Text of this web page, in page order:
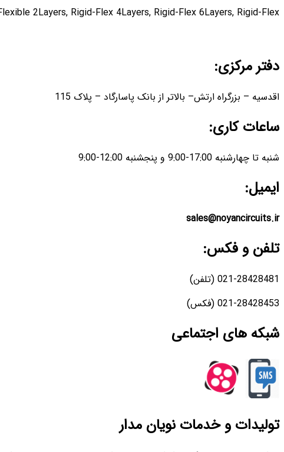
2Layers, Rigid-Flex 4Layers, Rigid-Flex 6Layers, Rigid-Flex
دفتر مرکزی:
اقدسیه – بزرگراه ارتش– بالاتر از بانک پاسارگاد – پلاک 115
ساعات کاری:
شنبه تا چهارشنبه 17:00-9:00 و پنجشنبه 12:00-9:00
ایمیل:
sales@noyancircuits.ir
تلفن و فکس:
021-28428481 (تلفن)
021-28428453 (فکس)
شبکه های اجتماعی
تولیدات و خدمات نویان مدار